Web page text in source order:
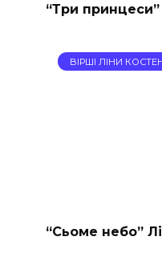
“Три
ВІРШІ ЛІНИ
“Сьоме небо”